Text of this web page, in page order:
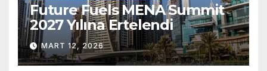
Future Fuels MENA Summit
2027 Yılına Ertelendi
MART 12, 2026